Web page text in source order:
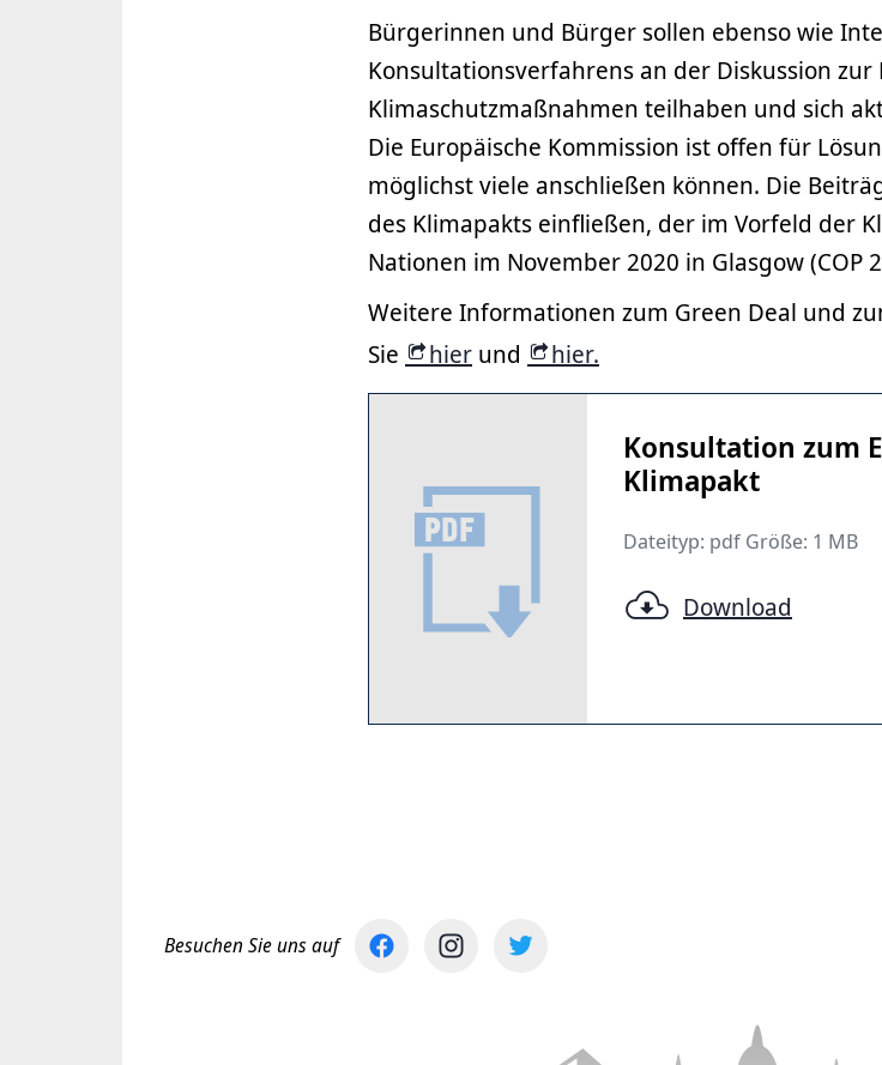
Bürgerinnen und Bürger sollen ebenso wie
Konsultationsverfahrens an der Diskussion
Klimaschutzmaßnahmen teilhaben und sich
Die Europäische Kommission ist offen für
möglichst viele anschließen können. Die
des Klimapakts einfließen, der im Vorfeld der
Nationen im November 2020 in Glasgow (COP
Weitere Informationen zum Green Deal und
Sie
hier und hier.
Konsultation zum
Klimapakt
Dateityp: pdf Größe: 1 MB
Download
Besuchen Sie uns auf